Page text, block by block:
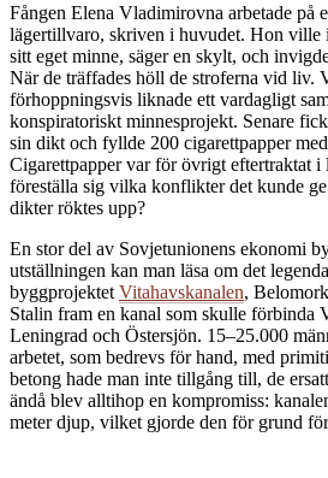
Fången Elena Vladimirovna arbetade på
lägertillvaro, skriven i huvudet. Hon ville
sitt eget minne, säger en skylt, och
När de träffades höll de stroferna vid liv.
förhoppningsvis liknade ett vardagligt
konspiratoriskt minnesprojekt. Senare
sin dikt och fyllde 200 cigarettpapper
Cigarettpapper var för övrigt eftertraktat i
föreställa sig vilka konflikter det kunde
dikter röktes upp?
En stor del av Sovjetunionens ekonomi
utställningen kan man läsa om det
byggprojektet Vitahavskanalen,
Stalin fram en kanal som skulle förbinda
Leningrad och Östersjön. 15–25.000
arbetet, som bedrevs för hand, med
betong hade man inte tillgång till, de
ändå blev alltihop en kompromiss:
meter djup, vilket gjorde den för grund